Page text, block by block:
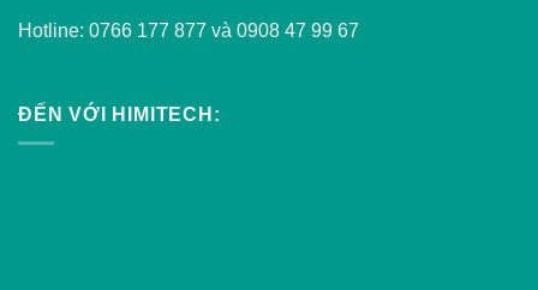
Hotline: 0766 177 877 và 0908 47 99 67
ĐẾN VỚI HIMITECH: